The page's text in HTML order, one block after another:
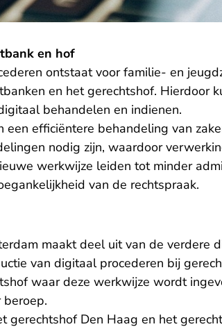
en hof
ontstaat voor familie- en
en het gerechtshof. Hierdoor
behandelen en indienen.
efficiëntere behandeling van
nodig zijn, waardoor
werkwijze leiden tot minder
van de rechtspraak.
maakt deel uit van de verdere
van digitaal procederen bij
waar deze werkwijze wordt
beroep.
gerechtshof Den Haag en het